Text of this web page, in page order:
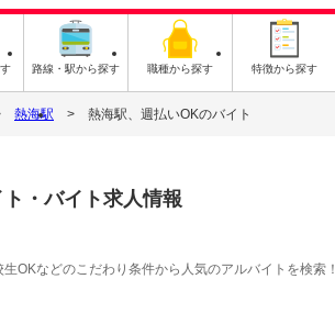
路線・駅から探す 職種から探す 特徴から探す
熱海駅 熱海駅、週払いOKのバイト
・バイト求人情報
OKなどのこだわり条件から人気のアルバイトを検索！